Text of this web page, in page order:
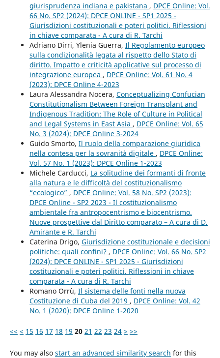
giurisprudenza indiana e pakistana , DPCE Online: Vol.
66 No. SP2 (2024): DPCE ONLINE - SP1 2025 -
Giurisdizioni costituzionali e poteri politici. Riflessioni
in chiave comparata - A cura di R. Tarchi
Adriano Dirri, Ylenia Guerra, Il Regolamento europeo
sulla condizionalità legata al rispetto dello Stato di
diritto. Impatto e criticità applicative sul processo di
integrazione europea , DPCE Online: Vol. 61 No. 4
(2023): DPCE Online 4-2023
Laura Alessandra Nocera, Conceptualizing Confucian
Constitutionalism Between Foreign Transplant and
Indigenous Tradition: The Role of Culture in Political
and Legal Systems in East Asia , DPCE Online: Vol. 65
No. 3 (2024): DPCE Online 3-2024
Guido Smorto, Il ruolo della comparazione giuridica
nella contesa per la sovranità digitale , DPCE Online:
Vol. 57 No. 1 (2023): DPCE Online 1-2023
Michele Carducci, La solitudine dei formanti di fronte
alla natura e le difficoltà del costituzionalismo
“ecologico” , DPCE Online: Vol. 58 No. SP2 (2023):
DPCE Online - SP2 2023 - Il costituzionalismo
ambientale fra antropocentrismo e biocentrismo.
Nuove prospettive dal Diritto comparato – A cura di D.
Amirante e R. Tarchi
Caterina Drigo, Giurisdizione costituzionale e decisioni
politiche: quali confini? , DPCE Online: Vol. 66 No. SP2
(2024): DPCE ONLINE - SP1 2025 - Giurisdizioni
costituzionali e poteri politici. Riflessioni in chiave
comparata - A cura di R. Tarchi
Romano Orrù, Il sistema delle fonti nella nuova
Costituzione di Cuba del 2019 , DPCE Online: Vol. 42
No. 1 (2020): DPCE Online 1-2020
<< < 15 16 17 18 19 20 21 22 23 24 > >>
You may also start an advanced similarity search for this